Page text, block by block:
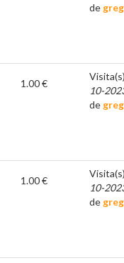
de
1.00 €
10-
de
1.00 €
10-
de